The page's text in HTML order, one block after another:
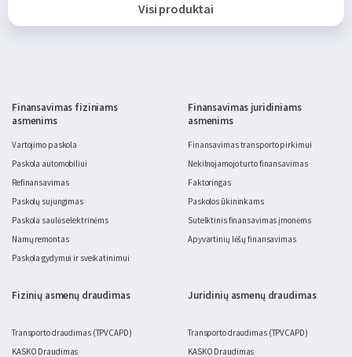
Visi produktai
Finansavimas fiziniams
asmenims
Vartojimo paskola
Paskola automobiliui
Refinansavimas
Paskolų sujungimas
Paskola saulės elektrinėms
Namų remontas
Paskola gydymui ir sveikatinimui
Finansavimas juridiniams
asmenims
Finansavimas transporto pirkimui
Nekilnojamojo turto finansavimas
Faktoringas
Paskolos ūkininkams
Sutelktinis finansavimas įmonėms
Apyvartinių lėšų finansavimas
Fizinių asmenų draudimas
Transporto draudimas (TPVCAPD)
KASKO Draudimas
Juridinių asmenų draudimas
Transporto draudimas (TPVCAPD)
KASKO Draudimas